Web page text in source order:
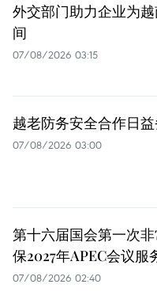
外交部门助力企业为
间
07/08/2026 03:15
越老防务安全合作日
07/08/2026 03:00
第十六届国会第一次
保2027年APEC会议服
07/08/2026 02:40